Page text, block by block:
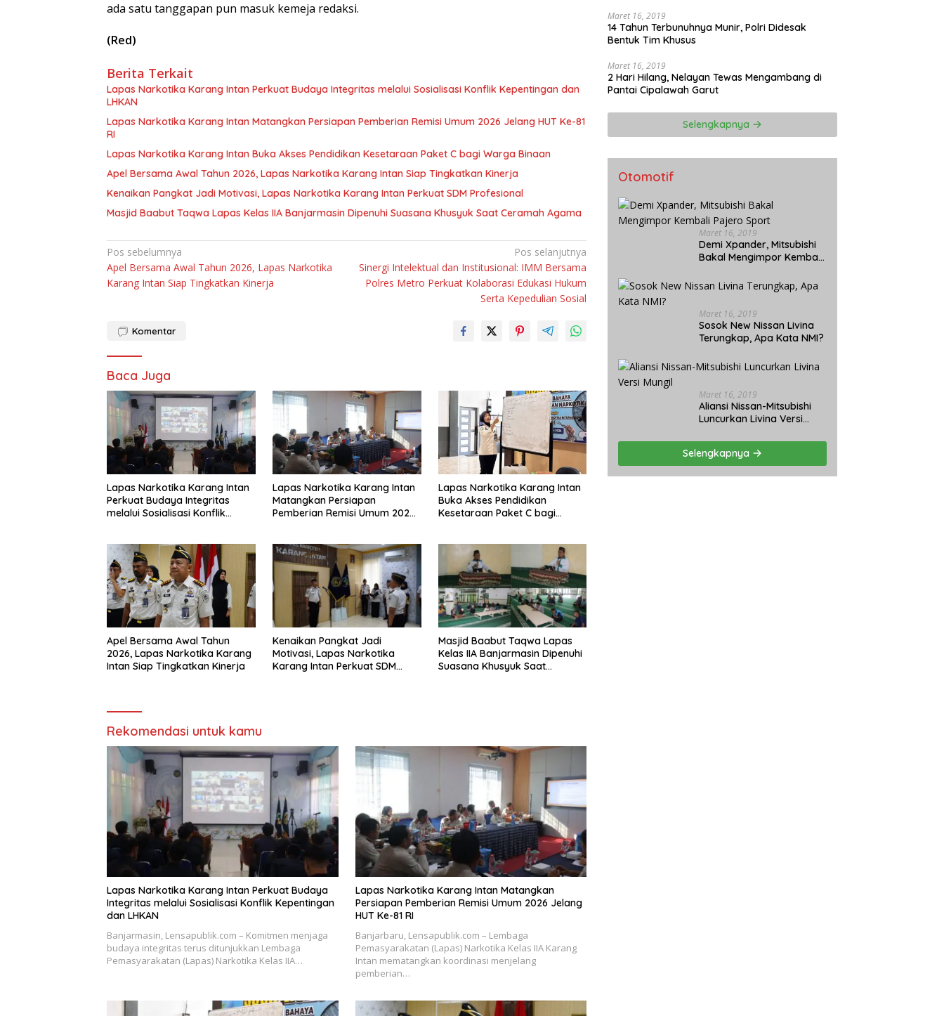
ada satu tanggapan pun masuk kemeja redaksi.
(Red)
Berita Terkait
Lapas Narkotika Karang Intan Perkuat Budaya Integritas melalui Sosialisasi Konflik Kepentingan dan
LHKAN
Lapas Narkotika Karang Intan Matangkan Persiapan Pemberian Remisi Umum 2026 Jelang HUT Ke-81
RI
Lapas Narkotika Karang Intan Buka Akses Pendidikan Kesetaraan Paket C bagi Warga Binaan
Apel Bersama Awal Tahun 2026, Lapas Narkotika Karang Intan Siap Tingkatkan Kinerja
Kenaikan Pangkat Jadi Motivasi, Lapas Narkotika Karang Intan Perkuat SDM Profesional
Masjid Baabut Taqwa Lapas Kelas IIA Banjarmasin Dipenuhi Suasana Khusyuk Saat Ceramah Agama
Navigasi
pos
Pos sebelumnya
Apel Bersama Awal Tahun 2026, Lapas Narkotika
Karang Intan Siap Tingkatkan Kinerja
Pos selanjutnya
Sinergi Intelektual dan Institusional: IMM Bersama
Polres Metro Perkuat Kolaborasi Edukasi Hukum
Serta Kepedulian Sosial
Komentar
Baca Juga
Lapas Narkotika Karang Intan
Perkuat Budaya Integritas
melalui Sosialisasi Konflik
Lapas Narkotika Karang Intan
Matangkan Persiapan
Pemberian Remisi Umum 2026
Lapas Narkotika Karang Intan
Buka Akses Pendidikan
Kesetaraan Paket C bagi
Apel Bersama Awal Tahun
2026, Lapas Narkotika Karang
Intan Siap Tingkatkan Kinerja
Kenaikan Pangkat Jadi
Motivasi, Lapas Narkotika
Karang Intan Perkuat SDM
Masjid Baabut Taqwa Lapas
Kelas IIA Banjarmasin Dipenuhi
Suasana Khusyuk Saat
Rekomendasi untuk kamu
Lapas Narkotika Karang Intan Perkuat Budaya
Integritas melalui Sosialisasi Konflik Kepentingan
dan LHKAN
Banjarmasin, Lensapublik.com – Komitmen menjaga
budaya integritas terus ditunjukkan Lembaga
Pemasyarakatan (Lapas) Narkotika Kelas IIA…
Lapas Narkotika Karang Intan Matangkan
Persiapan Pemberian Remisi Umum 2026 Jelang
HUT Ke-81 RI
Banjarbaru, Lensapublik.com – Lembaga
Pemasyarakatan (Lapas) Narkotika Kelas IIA Karang
Intan mematangkan koordinasi menjelang
pemberian…
Maret 16, 2019
14 Tahun Terbunuhnya Munir, Polri Didesak
Bentuk Tim Khusus
Maret 16, 2019
2 Hari Hilang, Nelayan Tewas Mengambang di
Pantai Cipalawah Garut
Selengkapnya
Otomotif
Maret 16, 2019
Demi Xpander, Mitsubishi
Bakal Mengimpor Kembali
Maret 16, 2019
Sosok New Nissan Livina
Terungkap, Apa Kata NMI?
Maret 16, 2019
Aliansi Nissan-Mitsubishi
Luncurkan Livina Versi
Selengkapnya